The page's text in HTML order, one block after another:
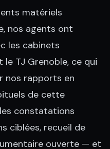
matériels
nos agents ont
les cabinets
TJ Grenoble, ce qui
nos rapports en
de cette
constatations
ciblées, recueil de
ouverte — et